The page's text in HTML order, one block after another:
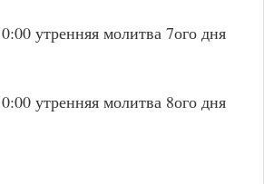
утренняя молитва 7ого дня
утренняя молитва 8ого дня